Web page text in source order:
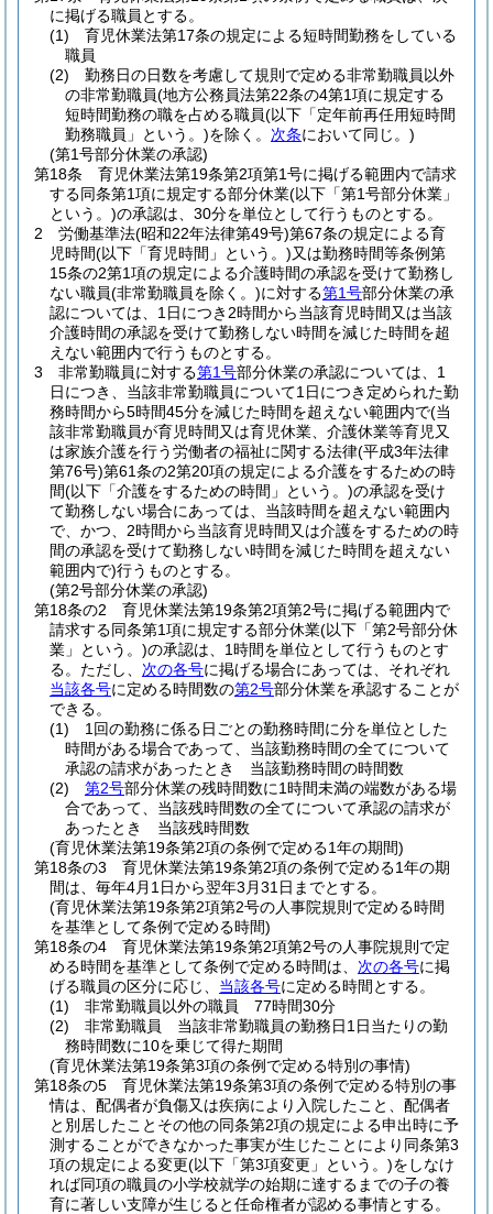
に掲げる職員とする。
(1)
育児休業法第17条の規定による短時間勤務をしている
職員
(2)
勤務日の日数を考慮して規則で定める非常勤職員以外
の非常勤職員(地方公務員法第22条の4第1項に規定する
短時間勤務の職を占める職員(以下「定年前再任用短時間
勤務職員」という。)を除く。 次条において同じ。)
(第1号部分休業の承認)
第18条
育児休業法第19条第2項第1号に掲げる範囲内で請求
する同条第1項に規定する部分休業(以下「第1号部分休業」
という。)の承認は、30分を単位として行うものとする。
2
労働基準法(昭和22年法律第49号)第67条の規定による育
児時間(以下「育児時間」という。)又は勤務時間等条例第
15条の2第1項の規定による介護時間の承認を受けて勤務し
ない職員(非常勤職員を除く。)に対する第1号部分休業の承
認については、1日につき2時間から当該育児時間又は当該
介護時間の承認を受けて勤務しない時間を減じた時間を超
えない範囲内で行うものとする。
3
非常勤職員に対する第1号部分休業の承認については、1
日につき、当該非常勤職員について1日につき定められた勤
務時間から5時間45分を減じた時間を超えない範囲内で(当
該非常勤職員が育児時間又は育児休業、介護休業等育児又
は家族介護を行う労働者の福祉に関する法律(平成3年法律
第76号)第61条の2第20項の規定による介護をするための時
間(以下「介護をするための時間」という。)の承認を受け
て勤務しない場合にあっては、当該時間を超えない範囲内
で、かつ、2時間から当該育児時間又は介護をするための時
間の承認を受けて勤務しない時間を減じた時間を超えない
範囲内で)行うものとする。
(第2号部分休業の承認)
第18条の2
育児休業法第19条第2項第2号に掲げる範囲内で
請求する同条第1項に規定する部分休業(以下「第2号部分休
業」という。)の承認は、1時間を単位として行うものとす
る。 ただし、 次の各号に掲げる場合にあっては、それぞれ
当該各号に定める時間数の第2号部分休業を承認することが
できる。
(1)
1回の勤務に係る日ごとの勤務時間に分を単位とした
時間がある場合であって、当該勤務時間の全てについて
承認の請求があったとき 当該勤務時間の時間数
(2)
第2号部分休業の残時間数に1時間未満の端数がある場
合であって、当該残時間数の全てについて承認の請求が
あったとき 当該残時間数
(育児休業法第19条第2項の条例で定める1年の期間)
第18条の3
育児休業法第19条第2項の条例で定める1年の期
間は、毎年4月1日から翌年3月31日までとする。
(育児休業法第19条第2項第2号の人事院規則で定める時間
を基準として条例で定める時間)
第18条の4
育児休業法第19条第2項第2号の人事院規則で定
める時間を基準として条例で定める時間は、 次の各号に掲
げる職員の区分に応じ、 当該各号に定める時間とする。
(1)
非常勤職員以外の職員 77時間30分
(2)
非常勤職員 当該非常勤職員の勤務日1日当たりの勤
務時間数に10を乗じて得た期間
(育児休業法第19条第3項の条例で定める特別の事情)
第18条の5
育児休業法第19条第3項の条例で定める特別の事
情は、配偶者が負傷又は疾病により入院したこと、配偶者
と別居したことその他の同条第2項の規定による申出時に予
測することができなかった事実が生じたことにより同条第3
項の規定による変更(以下「第3項変更」という。)をしなけ
れば同項の職員の小学校就学の始期に達するまでの子の養
育に著しい支障が生じると任命権者が認める事情とする。